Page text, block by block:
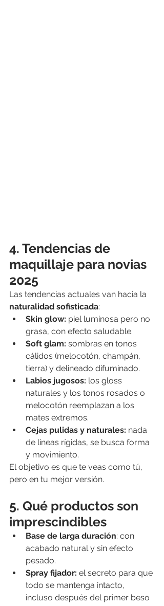
4. Tendencias de
maquillaje para novias
2025
Las tendencias actuales van hacia la
naturalidad sofisticada:
Skin glow: piel luminosa pero no
grasa, con efecto saludable.
Soft glam: sombras en tonos
cálidos (melocotón, champán,
tierra) y delineado difuminado.
Labios jugosos: los gloss
naturales y los tonos rosados o
melocotón reemplazan a los
mates extremos.
Cejas pulidas y naturales: nada
de líneas rígidas, se busca forma
y movimiento.
El objetivo es que te veas como tú,
pero en tu mejor versión.
5. Qué productos son
imprescindibles
Base de larga duración: con
acabado natural y sin efecto
pesado.
Spray fijador: el secreto para que
todo se mantenga intacto,
incluso después del primer beso